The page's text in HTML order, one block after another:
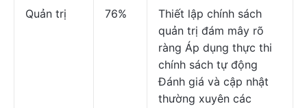
Quản trị 76%
Thiết lập chính sách
quản trị đám mây rõ
ràng Áp dụng thực thi
chính sách tự động
Đánh giá và cập nhật
thường xuyên các